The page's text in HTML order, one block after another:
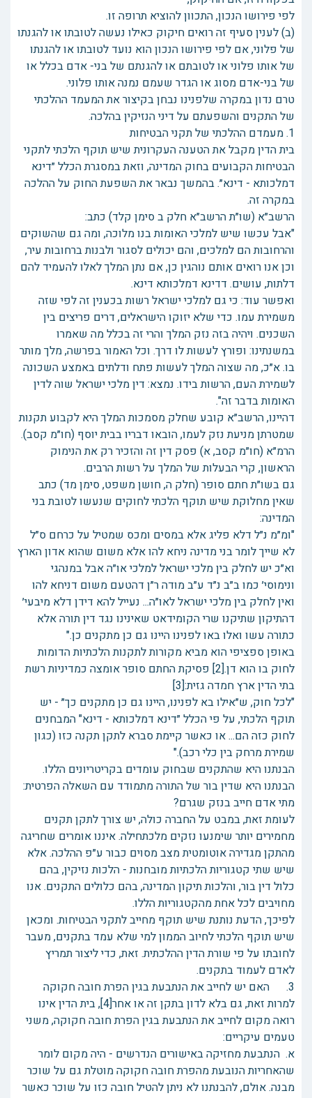
לפי פירושו הנכון, התכוון להוציא תרופה זו.
(ב) לענין סעיף זה רואים חיקוק כאילו נעשה לטובתו או להגנתו
של פלוני, אם לפי פירושו הנכון הוא נועד לטובתו או להגנתו
של אותו פלוני או לטובתם או להגנתם של בני- אדם בכלל או
של בני-אדם מסוג או הגדר שעמם נמנה אותו פלוני.
טרם נדון במקרה שלפנינו נבחן בקיצור את המעמד ההלכתי
של התקנים והשפעתם על דיני הנזיקין בהלכה.
1. מעמדם ההלכתי של תקני הבטיחות
בית הדין מקבל את הטענה העקרונית שיש תוקף הלכתי לתקני
הבטיחות הקבועים בחוק המדינה, וזאת במסגרת הכלל ״דינא
דמלכותא - דינא״. בהמשך נבאר את השפעת החוק על ההלכה
במקרה זה.
הרשב״א (שו״ת הרשב״א חלק ב סימן קלד) כתב:
"אבל עכשו שיש למלכי האומות בנו מלוכה, ומה גם שהשוקים
והרחובות הם למלכים, והם יכולים לסגור ולבנות ברחובות עיר,
וכן אנו רואים אותם נוהגין כן, אם נתן המלך לאלו להעמיד להם
דלתות, עושים. דדינא דמלכותא דינא.
ואפשר עוד: כי גם למלכי ישראל רשות בכענין זה לפי שזה
משמירת עמו. כדי שלא יזוקו הישראלים, דרים פריצים בין
השכנים. ויהיה בזה נזק המלך והרי זה בכלל מה שאמרו
במשנתינו: ופורץ לעשות לו דרך. וכל האמור בפרשה, מלך מותר
בו. א״כ, מה שצוה המלך לעשות פתח ודלתים באמצע השכונה
לשמירת העם, הרשות בידו. נמצא: דין מלכי ישראל שוה לדין
האומות בדבר זה".
דהיינו, הרשב״א קובע שחלק מסמכות המלך היא לקבוע תקנות
שמטרתן מניעת נזק לעמו, הובאו דבריו בבית יוסף (חו״מ קסב).
הרמ״א (חו״מ קסב, א) פסק דין זה והזכיר רק את הנימוק
הראשון, קרי הבעלות של המלך על רשות הרבים.
גם בשו״ת חתם סופר (חלק ה, חושן משפט, סימן מד) כתב
שאין מחלוקת שיש תוקף הלכתי לחוקים שנעשו לטובת בני
המדינה:
"ומ״מ נ״ל דלא פליג אלא במסים ומכס שמטיל על כרחם ס״ל
לא שייך לומר בני מדינה ניחא להו אלא משום שהוא אדון הארץ
וא״כ יש לחלק בין מלכי ישראל למלכי או״ה אבל במנהגי
ונימוסי׳ כמו ב״ב נ״ד ע״ב מודה ר״ן דהטעם משום דניחא להו
ואין לחלק בין מלכי ישראל לאו״ה... נעייל להא דידן דלא מיבעי׳
דהתיקון שתיקנו שרי הקומידאט שאינינו נגד דין תורה אלא
כתורה עשו ואלו באו לפנינו היינו גם כן מתקנים כן."
באופן ספציפי הוא מביא מקורות לתקנות הלכתיות הדומות
לחוק בו הוא דן.[2] פסיקת החתם סופר אומצה כמדיניות רשת
בתי הדין ארץ חמדה גזית:[3]
"לכל חוק, ש״אילו בא לפנינו, היינו גם כן מתקנים כך״ - יש
תוקף הלכתי, על פי הכלל ״דינא דמלכותא - דינא" המבחנים
לחוק כזה הם... או כאשר קיימת סברא לתקן תקנה כזו (כגון
שמירת מרחק בין כלי רכב)."
הבנתנו היא שהתקנים שבחוק עומדים בקריטריונים הללו.
הבנתנו היא שדין בור של התורה מתמודד עם השאלה הפרטית:
מתי אדם חייב בנזק שגרם?
לעומת זאת, במבט על החברה כולה, יש צורך לתקן תקנים
מחמירים יותר שימנעו נזקים מלכתחילה. איננו אומרים שחריגה
מהתקן מגדירה אוטומטית מצב מסוים כבור ע״פ ההלכה. אלא
שיש שתי קטגוריות הלכתיות מובחנות - הלכות נזיקין, בהם
כלול דין בור, והלכות תיקון המדינה, בהם כלולים התקנים. אנו
מחויבים לכל אחת מהקטגוריות הללו.
לפיכך, הדעת נותנת שיש תוקף מחייב לתקני הבטיחות. ומכאן
שיש תוקף הלכתי לחיוב הממון למי שלא עמד בתקנים, מעבר
לחובתו על פי שורת הדין ההלכתית. זאת, כדי ליצור תמריץ
לאדם לעמוד בתקנים.
3. האם יש לחייב את הנתבעת בגין הפרת חובה חקוקה
למרות זאת, גם בלא לדון בתקן זה או אחר[4], בית הדין אינו
רואה מקום לחייב את הנתבעת בגין הפרת חובה חקוקה, משני
טעמים עיקריים:
א. הנתבעת מחזיקה באישורים הנדרשים - היה מקום לומר
שהאחריות הנובעת מהפרת חובה חקוקה מוטלת גם על שוכר
מבנה. אולם, להבנתנו לא ניתן להטיל חובה כזו על שוכר כאשר